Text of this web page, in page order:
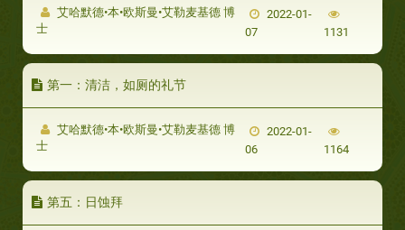
艾哈默德•本•欧斯曼•艾勒麦基德 博
士
2022-01-
07
1131
第一：清洁，如厕的礼节
艾哈默德•本•欧斯曼•艾勒麦基德 博
士
2022-01-
06
1164
第五：日蚀拜